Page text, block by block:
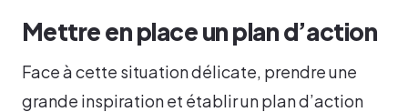
Mettre en place un plan d’action
Face à cette situation délicate, prendre une
grande inspiration et établir un plan d’action